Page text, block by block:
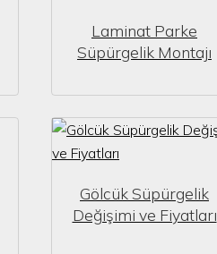
Laminat Parke
Süpürgelik Montajı
Gölcük Süpürgelik
Değişimi ve Fiyatları